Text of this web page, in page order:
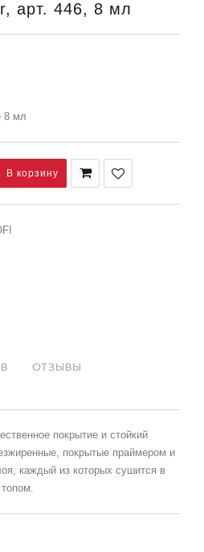
арт. 446, 8 мл
8 мл
ОТЗЫВЫ
покрытие и стойкий
покрытые праймером и
каждый из которых сушится в